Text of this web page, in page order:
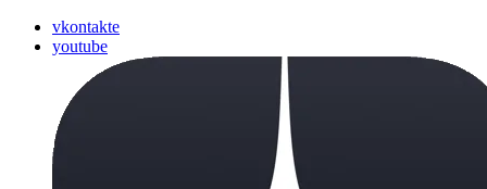
vkontakte
youtube